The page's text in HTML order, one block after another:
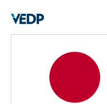
main
content